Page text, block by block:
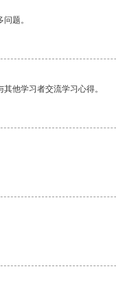
题。
他学习者交流学习心得。